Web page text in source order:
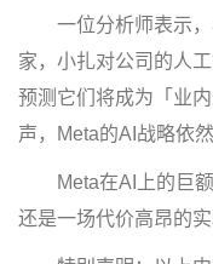
一位分析师表示，
家，小扎对公司的人
预测它们将成为「业
声，Meta的AI战略依
Meta在AI上的巨额
还是一场代价高昂的实